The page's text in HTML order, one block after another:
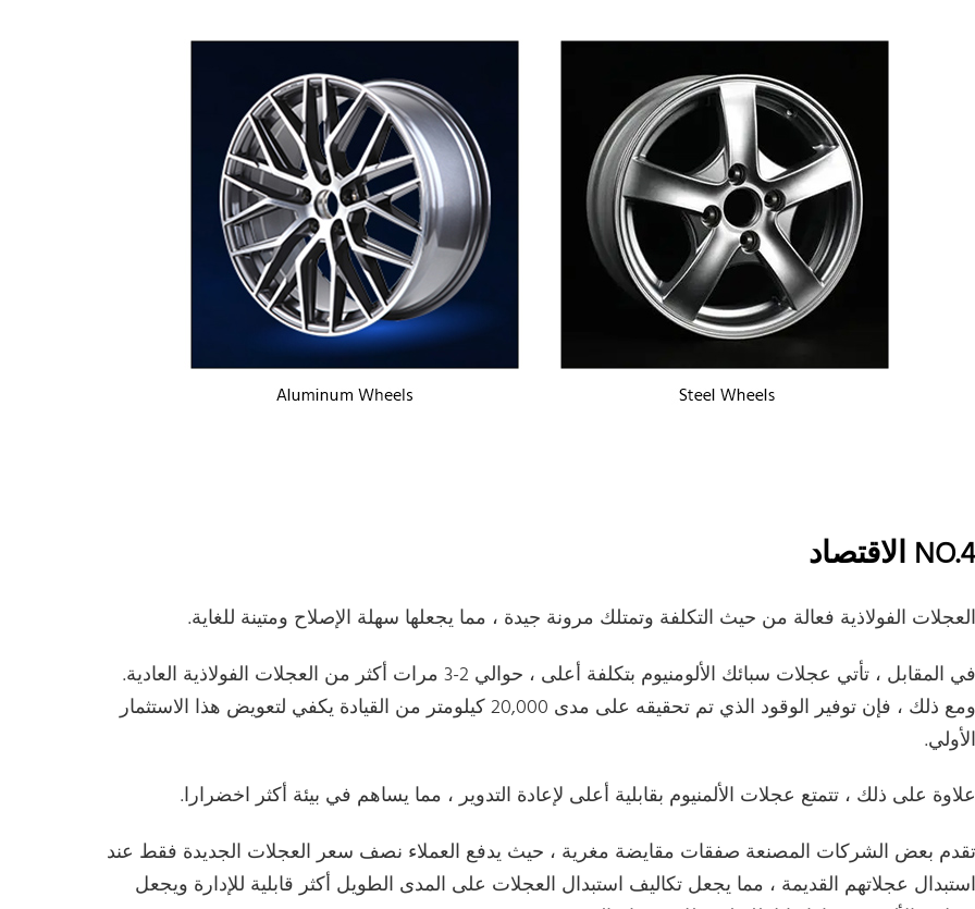
NO.4 الاقتصاد
العجلات الفولاذية فعالة من حيث التكلفة وتمتلك مرونة جيدة ، مما يجعلها سهلة الإصلاح ومتينة للغاية.
في المقابل ، تأتي عجلات سبائك الألومنيوم بتكلفة أعلى ، حوالي 2-3 مرات أكثر من العجلات الفولاذية العادية.
ومع ذلك ، فإن توفير الوقود الذي تم تحقيقه على مدى 20,000 كيلومتر من القيادة يكفي لتعويض هذا الاستثمار
الأولي.
علاوة على ذلك ، تتمتع عجلات الألمنيوم بقابلية أعلى لإعادة التدوير ، مما يساهم في بيئة أكثر اخضرارا.
تقدم بعض الشركات المصنعة صفقات مقايضة مغرية ، حيث يدفع العملاء نصف سعر العجلات الجديدة فقط عند
استبدال عجلاتهم القديمة ، مما يجعل تكاليف استبدال العجلات على المدى الطويل أكثر قابلية للإدارة ويجعل